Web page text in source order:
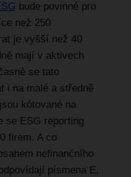
bude povinné pro
než 250
je vyšší než 40
mají v aktivech
se tato
i na malé a středně
kótované na
se ESG reporting
firem. A co
nefinančního
písmena E,